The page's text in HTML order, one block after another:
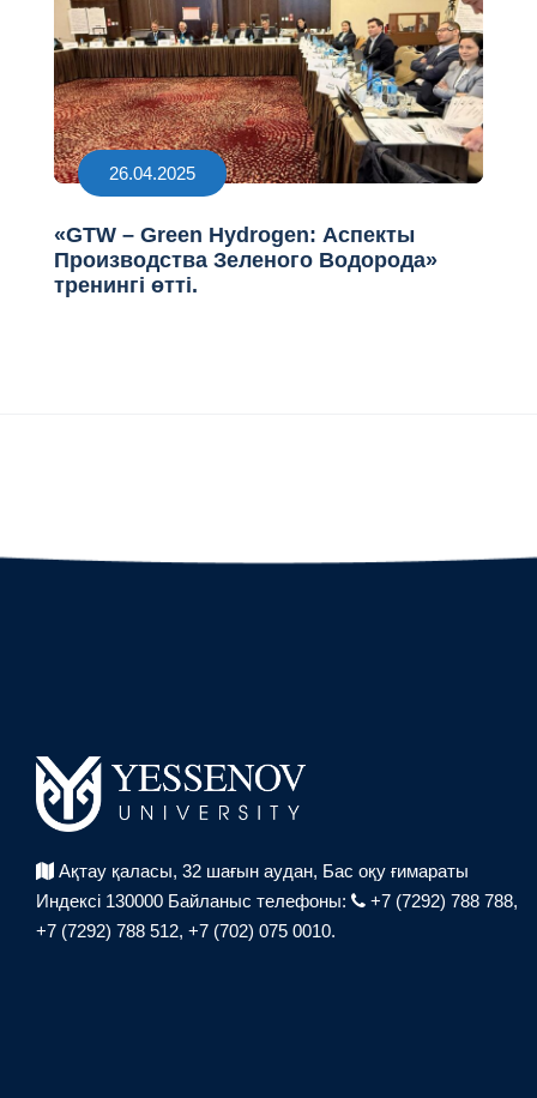
26.04.2025
«GTW – Green Hydrogen: Аспекты
Производства Зеленого Водорода»
тренингі өтті.
Ақтау қаласы, 32 шағын аудан, Бас оқу ғимараты
Индексі 130000 Байланыс телефоны:
+7 (7292) 788 788,
+7 (7292) 788 512, +7 (702) 075 0010.